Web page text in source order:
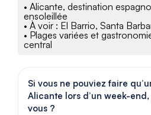
• Alicante, destination
ensoleillée
• À voir : El Barrio, Santa
• Plages variées et
central
Si vous ne pouviez faire
Alicante lors d’un week-
vous ?